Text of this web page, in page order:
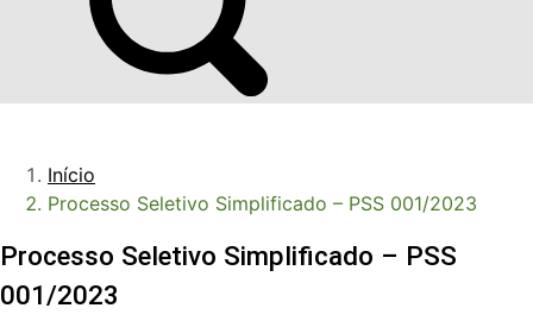
Início
Processo Seletivo Simplificado – PSS 001/2023
Processo Seletivo Simplificado – PSS
001/2023